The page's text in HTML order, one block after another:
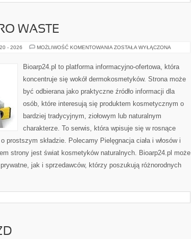
WASTE
- 2026 MOŻLIWOŚĆ KOMENTOWANIA KOSMETYKI
ZOSTAŁA WYŁĄCZONA
Bioarp24.pl to platforma informacyjno-ofertowa, która
koncentruje się wokół dermokosmetyków. Strona może
być odbierana jako praktyczne źródło informacji dla
osób, które interesują się produktem kosmetycznym o
bardziej tradycyjnym, ziołowym lub naturalnym
charakterze. To serwis, która wpisuje się w rosnące
prostszym składzie. Polecamy Pielęgnacja ciała i włosów i
strony jest świat kosmetyków naturalnych. Bioarp24.pl może
jak i sprzedawców, którzy poszukują różnorodnych